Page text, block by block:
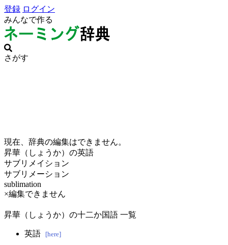
登録 ログイン
みんなで作る
さがす
現在、辞典の編集はできません。
昇華（しょうか）の英語
サブリメイション
サブリメーション
sublimation
×編集できません
昇華（しょうか）の十二か国語 一覧
英語 [here]